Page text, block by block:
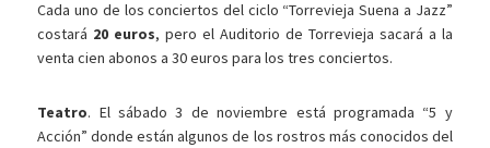
Cada uno de los conciertos del ciclo “Torrevieja Suena a Jazz”
costará 20 euros, pero el Auditorio de Torrevieja sacará a la
venta cien abonos a 30 euros para los tres conciertos.
Teatro. El sábado 3 de noviembre está programada “5 y
Acción” donde están algunos de los rostros más conocidos del